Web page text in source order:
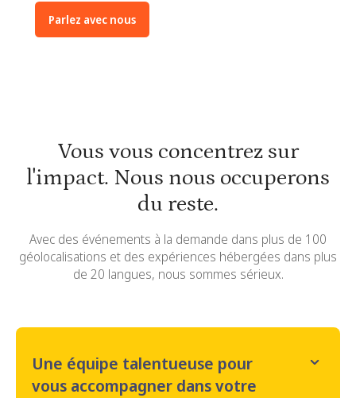
Parlez avec nous
Vous vous concentrez sur
l'impact. Nous nous occuperons
du reste.
Avec des événements à la demande dans plus de 100
géolocalisations et des expériences hébergées dans plus
de 20 langues, nous sommes sérieux.
Une équipe talentueuse pour
vous accompagner dans votre